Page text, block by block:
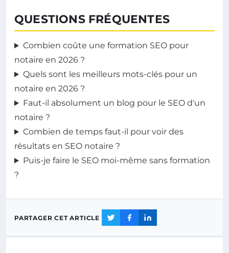
QUESTIONS FRÉQUENTES
Combien coûte une formation SEO pour
notaire en 2026 ?
Quels sont les meilleurs mots-clés pour un
notaire en 2026 ?
Faut-il absolument un blog pour le SEO d'un
notaire ?
Combien de temps faut-il pour voir des
résultats en SEO notaire ?
Puis-je faire le SEO moi-même sans formation
?
PARTAGER CET ARTICLE